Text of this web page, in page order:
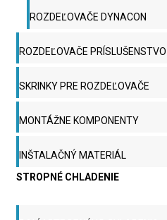
ROZDEĽOVAČE DYNACON
ROZDEĽOVAČE PRÍSLUŠENSTVO
SKRINKY PRE ROZDEĽOVAČE
MONTÁŽNE KOMPONENTY
INŠTALAČNÝ MATERIÁL
STROPNÉ CHLADENIE